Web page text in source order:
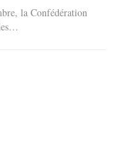
la Confédération